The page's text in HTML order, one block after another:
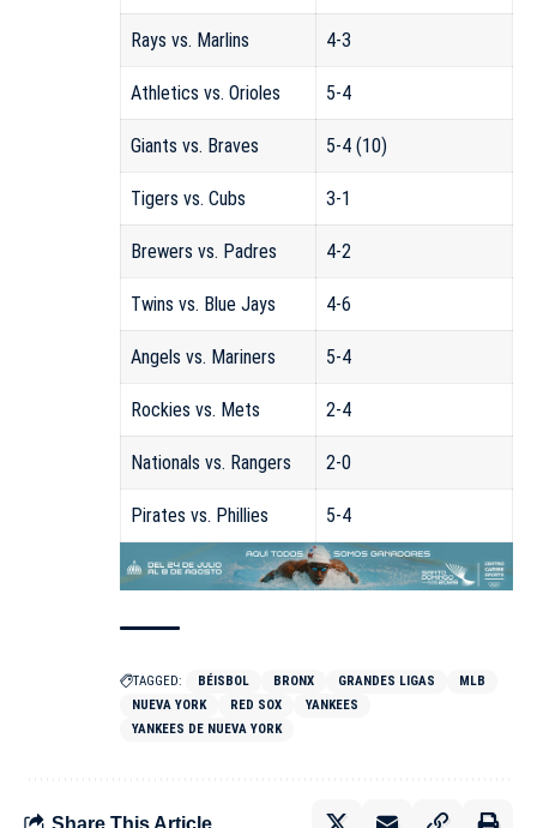
Rays vs. Marlins 4-3
Athletics vs. Orioles 5-4
Giants vs. Braves 5-4 (10)
Tigers vs. Cubs 3-1
Brewers vs. Padres 4-2
Twins vs. Blue Jays 4-6
Angels vs. Mariners 5-4
Rockies vs. Mets 2-4
Nationals vs. Rangers 2-0
Pirates vs. Phillies 5-4
TAGGED: BÉISBOL BRONX GRANDES LIGAS
MLB
NUEVA YORK
RED SOX
YANKEES
YANKEES DE NUEVA YORK
Share This Article